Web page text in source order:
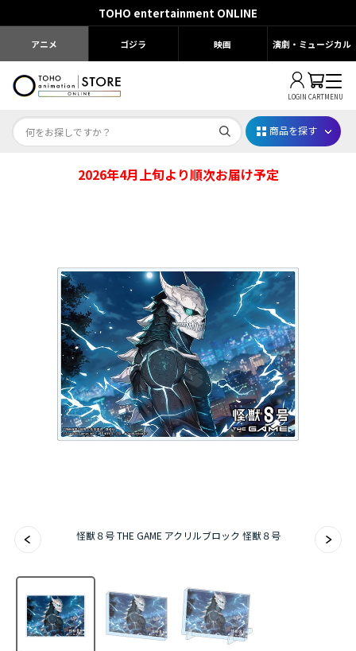
TOHO entertainment ONLINE
アニメ ゴジラ 映画 演劇・ミュージカル
LOGIN CARTMENU
薬屋のひとりごと 夏の園遊会2026
名探偵コナン
アニメ『僕のヒーローアカデミア』10周年
ハイキュー!!ジャージ＆ユニフォーム
商品を探す
2026年4月上旬より順次お届け予定
怪獣８号 THE GAME アクリルブロック 怪獣８号